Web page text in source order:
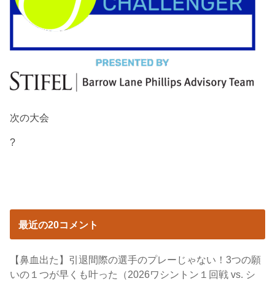
次の大会
?
最近の20コメント
【鼻血出た】引退間際の選手のプレーじゃない！3つの願
いの１つが早くも叶った（2026ワシントン１回戦 vs. シ